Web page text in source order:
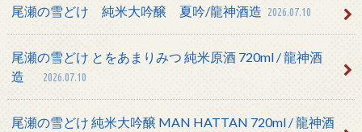
尾瀬の雪どけ 純米大吟醸 夏吟/龍神酒造 2026.07.10
尾瀬の雪どけ とをあまりみつ 純米原酒 720ml / 龍神酒
造
2026.07.10
尾瀬の雪どけ 純米大吟醸 MAN HATTAN 720ml / 龍神酒